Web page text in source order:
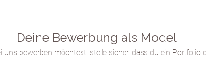
Deine Bewerbung als Model
uns bewerben möchtest, stelle sicher, dass du ein Portfolio